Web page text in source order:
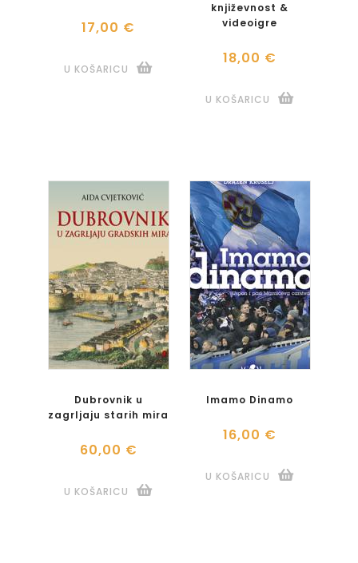
17,00 €
U KOŠARICU
književnost &
videoigre
18,00 €
U KOŠARICU
Dubrovnik u
zagrljaju starih mira
60,00 €
U KOŠARICU
Imamo Dinamo
16,00 €
U KOŠARICU